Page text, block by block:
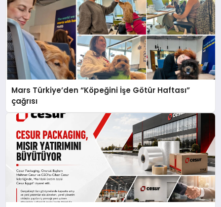
Mars Türkiye’den “Köpeğini İşe Götür Haftası”
çağrısı